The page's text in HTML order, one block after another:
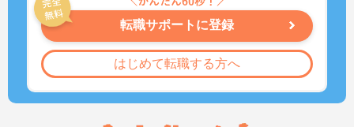
転職サポートに登録
はじめて転職する方へ